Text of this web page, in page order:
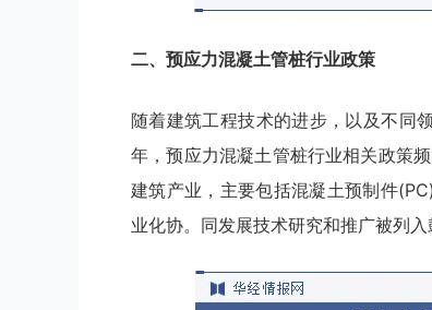
二、 预应力混凝土管桩行业政策
随着建筑工程技术的进步，以及不同
年，预应力混凝土管桩行业相关政策
建筑产业，主要包括混凝土预制件
业化协。同发展技术研究和推广被列入